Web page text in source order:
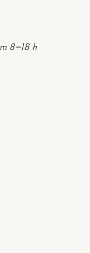
8–18 h